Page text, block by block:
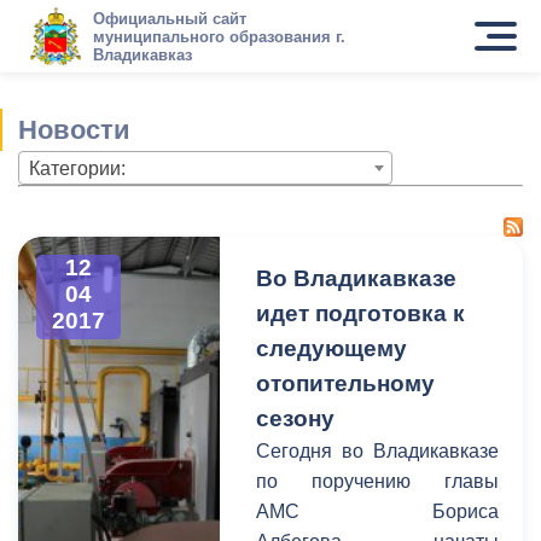
Официальный сайт
муниципального образования г.
Владикавказ
Новости
Категории:
12
04
2017
Во Владикавказе
идет подготовка к
следующему
отопительному
сезону
Сегодня во Владикавказе
по поручению главы
АМС Бориса